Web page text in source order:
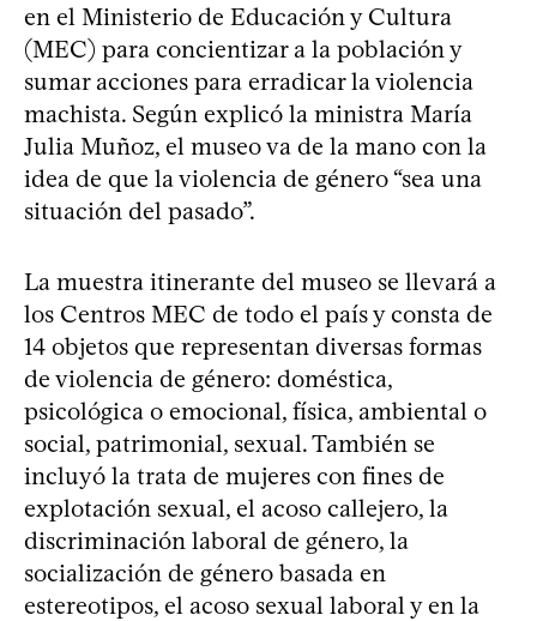
en el Ministerio de Educación y Cultura
(MEC) para concientizar a la población y
sumar acciones para erradicar la violencia
machista. Según explicó la ministra María
Julia Muñoz, el museo va de la mano con la
idea de que la violencia de género “sea una
situación del pasado”.
La muestra itinerante del museo se llevará a
los Centros MEC de todo el país y consta de
14 objetos que representan diversas formas
de violencia de género: doméstica,
psicológica o emocional, física, ambiental o
social, patrimonial, sexual. También se
incluyó la trata de mujeres con fines de
explotación sexual, el acoso callejero, la
discriminación laboral de género, la
socialización de género basada en
estereotipos, el acoso sexual laboral y en la